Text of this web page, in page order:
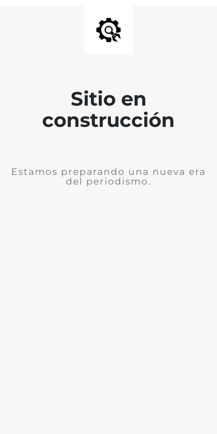
Sitio en
construcción
Estamos preparando una nueva era
del periodismo.